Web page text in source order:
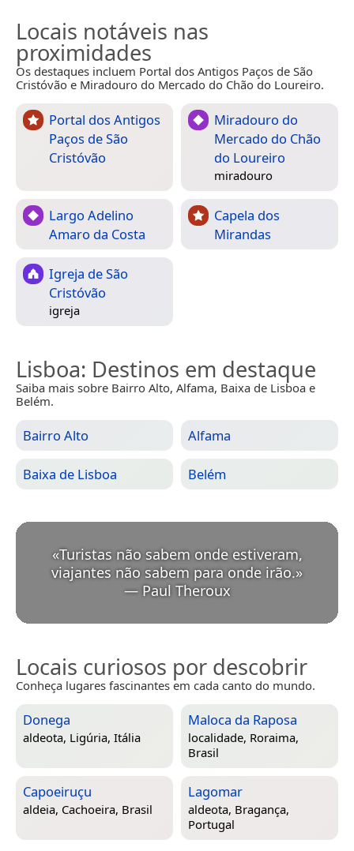
Locais notáveis nas
proximidades
Os destaques incluem Portal dos Antigos Paços de São
Cristóvão e Miradouro do Mercado do Chão do Loureiro.
Portal dos Antigos
Paços de São
Cristóvão
Miradouro do
Mercado do Chão
do Loureiro
miradouro
Largo Adelino
Amaro da Costa
Capela dos
Mirandas
Igreja de São
Cristóvão
igreja
Lisboa: Destinos em destaque
Saiba mais sobre Bairro Alto, Alfama, Baixa de Lisboa e
Belém.
Bairro Alto Alfama
Baixa de Lisboa Belém
«Turistas não sabem onde estiveram,
viajantes não sabem para onde irão.
— Paul Theroux
Locais curiosos por descobrir
Conheça lugares fascinantes em cada canto do mundo.
Donega
aldeota, Ligúria, Itália
Maloca da Raposa
localidade, Roraima,
Brasil
Capoeiruçu
aldeia, Cachoeira, Brasil
Lagomar
aldeota, Bragança,
Portugal